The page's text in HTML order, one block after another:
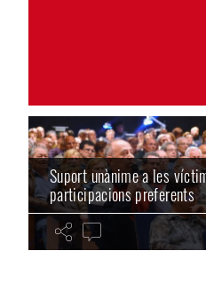
Suport unànime a les
participacions preferents